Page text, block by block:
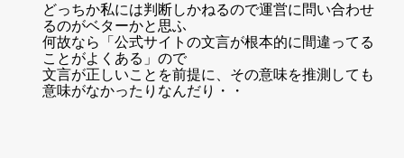
どっちか私には判断しかねるので運営に問い合わせ
るのがベターかと思ふ
何故なら「公式サイトの文言が根本的に間違ってる
ことがよくある」ので
文言が正しいことを前提に、その意味を推測しても
意味がなかったりなんだり・・